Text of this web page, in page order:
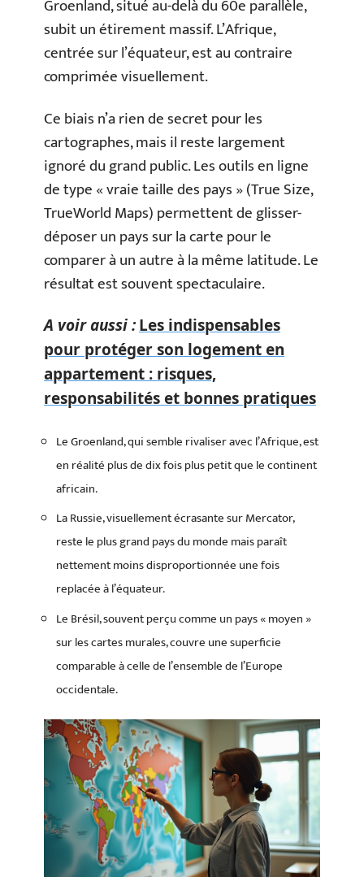
Groenland, situé au-delà du 60e parallèle,
subit un étirement massif. L’Afrique,
centrée sur l’équateur, est au contraire
comprimée visuellement.
Ce biais n’a rien de secret pour les
cartographes, mais il reste largement
ignoré du grand public. Les outils en ligne
de type « vraie taille des pays » (True Size,
TrueWorld Maps) permettent de glisser-
déposer un pays sur la carte pour le
comparer à un autre à la même latitude. Le
résultat est souvent spectaculaire.
A voir aussi :Les indispensables
pour protéger son logement en
appartement : risques,
responsabilités et bonnes pratiques
Le Groenland, qui semble rivaliser avec l’Afrique, est
en réalité plus de dix fois plus petit que le continent
africain.
La Russie, visuellement écrasante sur Mercator,
reste le plus grand pays du monde mais paraît
nettement moins disproportionnée une fois
replacée à l’équateur.
Le Brésil, souvent perçu comme un pays « moyen »
sur les cartes murales, couvre une superficie
comparable à celle de l’ensemble de l’Europe
occidentale.